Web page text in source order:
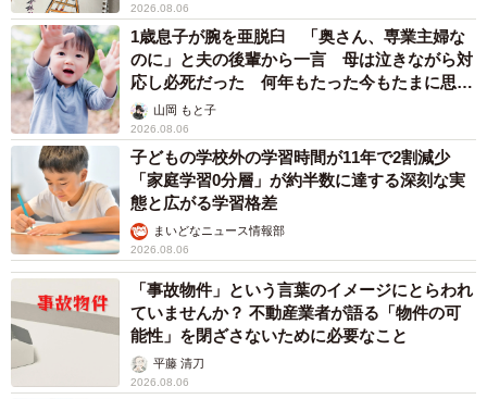
2026.08.06
1歳息子が腕を亜脱臼 「奥さん、専業主婦な
のに」と夫の後輩から一言 母は泣きながら対
応し必死だった 何年もたった今もたまに思い
出し…山岡 もと子
2026.08.06
子どもの学校外の学習時間が11年で2割減少
「家庭学習0分層」が約半数に達する深刻な実
態と広がる学習格差
まいどなニュース情報部
2026.08.06
「事故物件」という言葉のイメージにとらわれ
ていませんか？ 不動産業者が語る「物件の可
能性」を閉ざさないために必要なこと
平藤 清刀
2026.08.06